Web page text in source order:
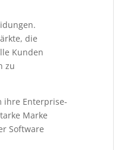
die
Kunden
zu
ihre Enterprise-
Marke
Software